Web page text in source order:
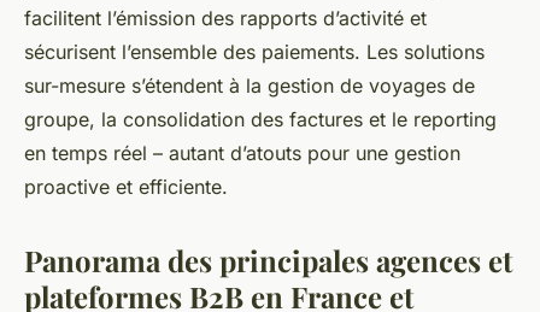
facilitent l’émission des rapports d’activité et
sécurisent l’ensemble des paiements. Les solutions
sur-mesure s’étendent à la gestion de voyages de
groupe, la consolidation des factures et le reporting
en temps réel – autant d’atouts pour une gestion
proactive et efficiente.
Panorama des principales agences et
plateformes B2B en France et